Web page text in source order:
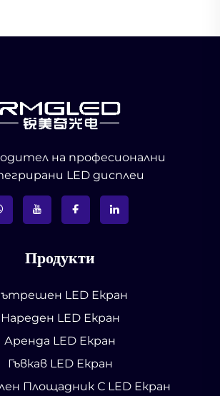
на професионални
LED дисплеи
Продукти
LED Екран
Нареден LED Екран
Аренда LED Екран
Гъвкав LED Екран
Площадник С LED Екран